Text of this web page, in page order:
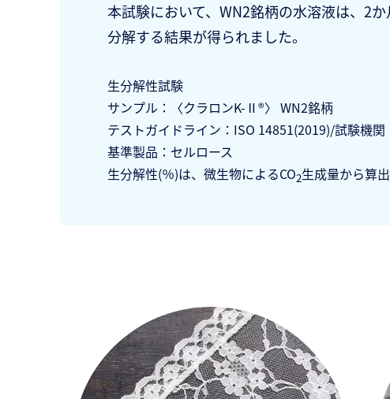
本試験において、WN2銘柄の水溶液は、2
分解する結果が得られました。
生分解性試験
サンプル：〈クラロンK-Ⅱ®〉 WN2銘柄
テストガイドライン：ISO 14851(2019)/試験機関
基準製品：セルロース
生分解性(％)は、微生物によるCO2生成量から算出